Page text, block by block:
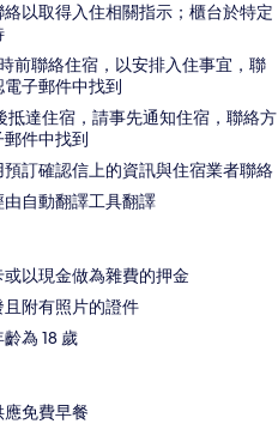
以取得入住相關指示；櫃台於特定
前聯絡住宿，以安排入住事宜，聯
子郵件中找到
達住宿，請事先通知住宿，聯絡方
件中找到
訂確認信上的資訊與住宿業者聯絡
自動翻譯工具翻譯
以現金做為雜費的押金
附有照片的證件
為 18 歲
免費早餐